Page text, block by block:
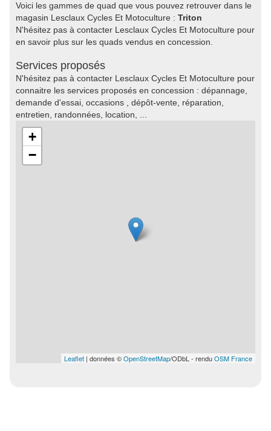
Voici les gammes de quad que vous pouvez retrouver dans le
magasin Lesclaux Cycles Et Motoculture : Triton
N'hésitez pas à contacter Lesclaux Cycles Et Motoculture pour
en savoir plus sur les quads vendus en concession.
Services proposés
N'hésitez pas à contacter Lesclaux Cycles Et Motoculture pour
connaitre les services proposés en concession : dépannage,
demande d'essai, occasions , dépôt-vente, réparation,
entretien, randonnées, location, ...
+
−
Leaflet | données ©OpenStreetMap/ODbL - renduOSM France